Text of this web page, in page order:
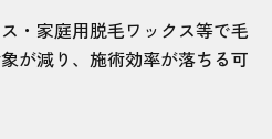
・家庭用脱毛ワックス等で毛
が減り、施術効率が落ちる可